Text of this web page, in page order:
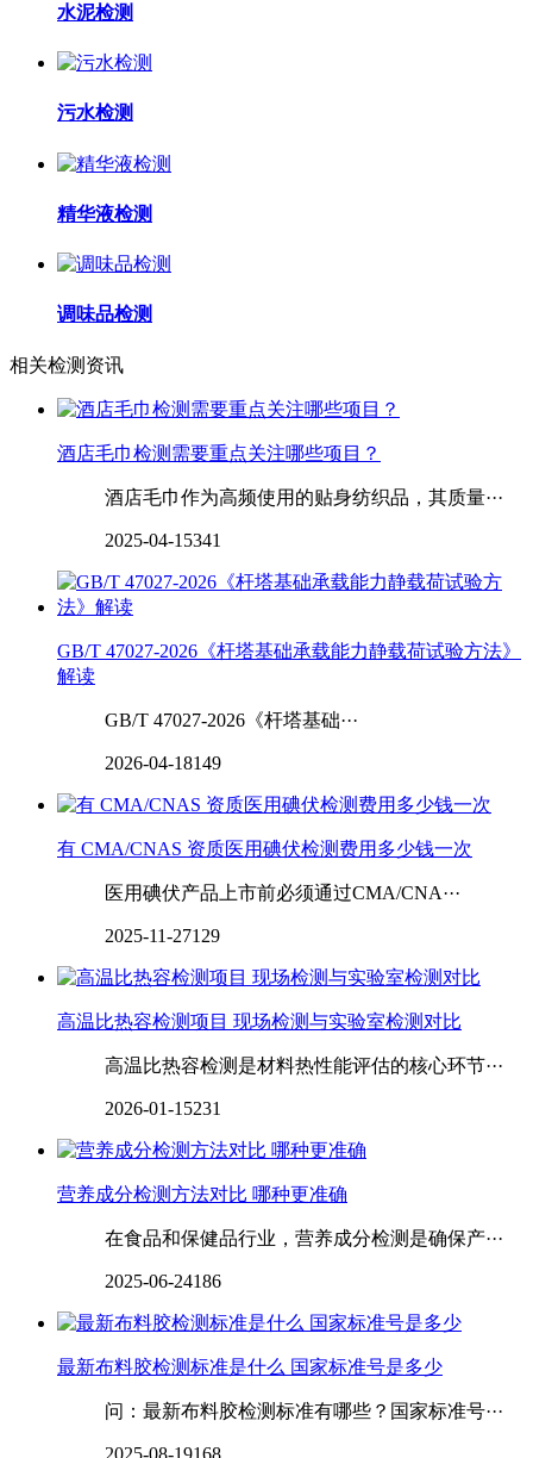
水泥检测
污水检测
精华液检测
调味品检测
相关检测资讯
酒店毛巾检测需要重点关注哪些项目？‌
酒店毛巾作为高频使用的贴身纺织品，其质量···
2025-04-15341
GB/T 47027-2026《杆塔基础承载能力静载荷试验方法》
解读
GB/T 47027-2026《杆塔基础···
2026-04-18149
有 CMA/CNAS 资质医用碘伏检测费用多少钱一次
医用碘伏产品上市前必须通过CMA/CNA···
2025-11-27129
高温比热容检测项目 现场检测与实验室检测对比
高温比热容检测是材料热性能评估的核心环节···
2026-01-15231
营养成分检测方法对比 哪种更准确
在食品和保健品行业，营养成分检测是确保产···
2025-06-24186
最新布料胶检测标准是什么 国家标准号是多少
问：最新布料胶检测标准有哪些？国家标准号···
2025-08-19168